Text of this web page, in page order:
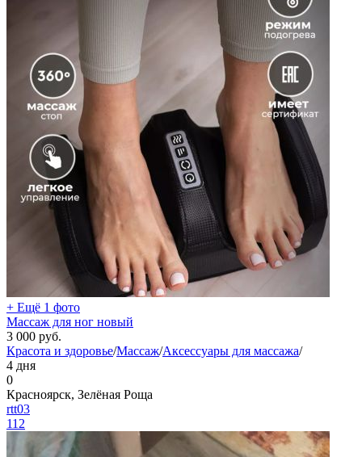
+ Ещё 1 фото
Массаж для ног новый
3 000 руб.
Красота и здоровье/Массаж/Аксессуары для массажа/
4 дня
0
Красноярск, Зелёная Роща
rtt03
112